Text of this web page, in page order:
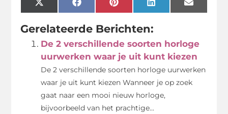
X
(Twitter)
FacebookPinterestLinkedInEmail
Gerelateerde Berichten:
De 2 verschillende soorten horloge
uurwerken waar je uit kunt kiezen
De 2 verschillende soorten horloge uurwerken
waar je uit kunt kiezen Wanneer je op zoek
gaat naar een mooi nieuw horloge,
bijvoorbeeld van het prachtige...